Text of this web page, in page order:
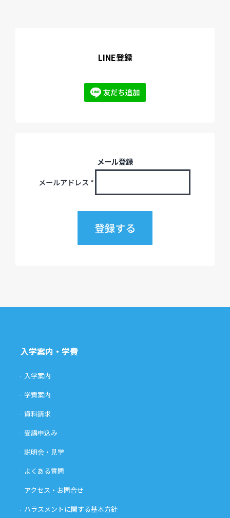
LINE登録
メール登録
メールアドレス *
入学案内・学費
入学案内
学費案内
資料請求
受講申込み
説明会・見学
よくある質問
アクセス・お問合せ
ハラスメントに関する基本方針